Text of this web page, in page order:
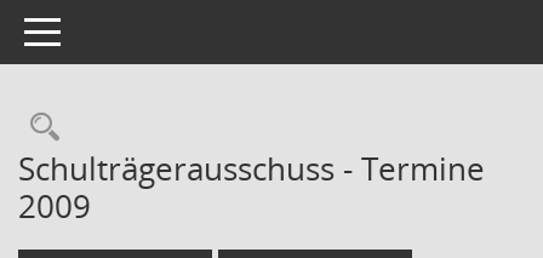
Toggle navigation
Rechercheauswahl
Schulträgerausschuss - Termine
2009